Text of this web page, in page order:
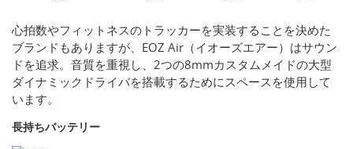
心拍数やフィットネスのトラッカーを実装することを決めた
ブランドもありますが、EOZ Air（イオーズエアー）はサウン
ドを追求。音質を重視し、2つの8mmカスタムメイドの大型
ダイナミックドライバを搭載するためにスペースを使用して
います。
長持ちバッテリー